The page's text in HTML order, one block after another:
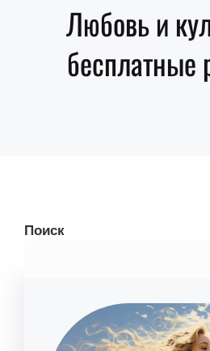
Любовь и
бесплатные
Поиск